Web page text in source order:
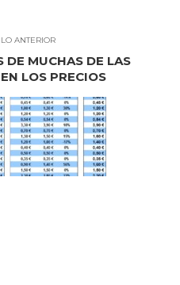
ANTERIOR
DE MUCHAS DE LAS
LOS PRECIOS